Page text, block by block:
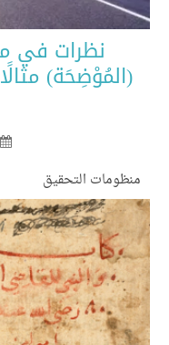
نظرات في
مثالًا
التحقيق